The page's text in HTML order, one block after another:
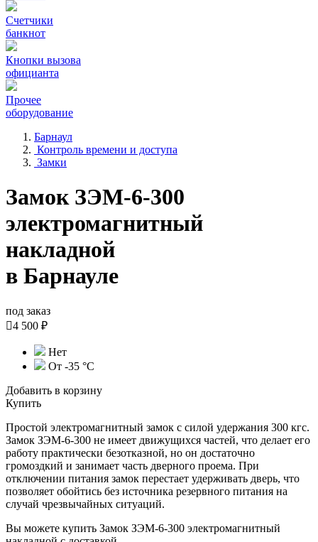
Счетчики
банкнот
Кнопки вызова
официанта
Прочее
оборудование
Барнаул
Контроль времени и доступа
Замки
Замок ЗЭМ-6-300
электромагнитный
накладной
в Барнауле
под заказ
4 500 ₽
Нет
От -35 °С
Добавить в корзину
Купить
Простой электромагнитный замок с силой удержания 300 кгс.
Замок ЗЭМ-6-300 не имеет движущихся частей, что делает его
работу практически безотказной, но он достаточно
громоздкий и занимает часть дверного проема. При
отключении питания замок перестает удерживать дверь, что
позволяет обойтись без источника резервного питания на
случай чрезвычайных ситуаций.
Вы можете купить Замок ЗЭМ-6-300 электромагнитный